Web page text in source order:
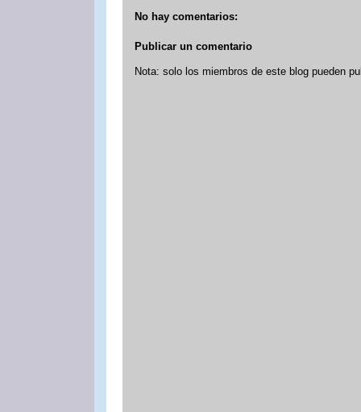
No hay comentarios:
Publicar un comentario
Nota: solo los miembros de este blog pueden